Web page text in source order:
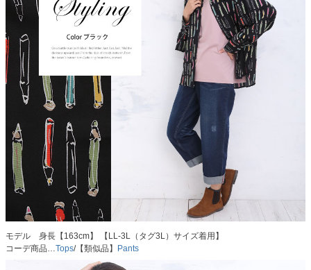
モデル 身長【163cm】 【LL-3L（タグ3L）サイズ着用】
コーデ商品…Tops/【類似品】 Pants